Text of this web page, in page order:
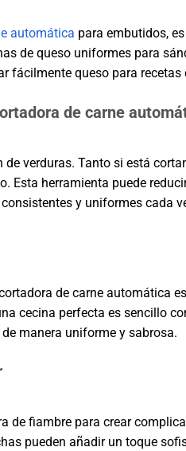
automática para embutidos,
de queso uniformes para
fácilmente queso para recetas
de carne
verduras. Tanto si está
Esta herramienta puede
y uniformes cada
de carne automática
cecina perfecta es sencillo
manera uniforme y sabrosa.
de fiambre para crear
pueden añadir un toque